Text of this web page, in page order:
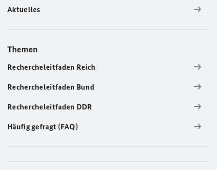
Aktuelles
Themen
Rechercheleitfaden Reich
Rechercheleitfaden Bund
Rechercheleitfaden DDR
Häufig gefragt (FAQ)